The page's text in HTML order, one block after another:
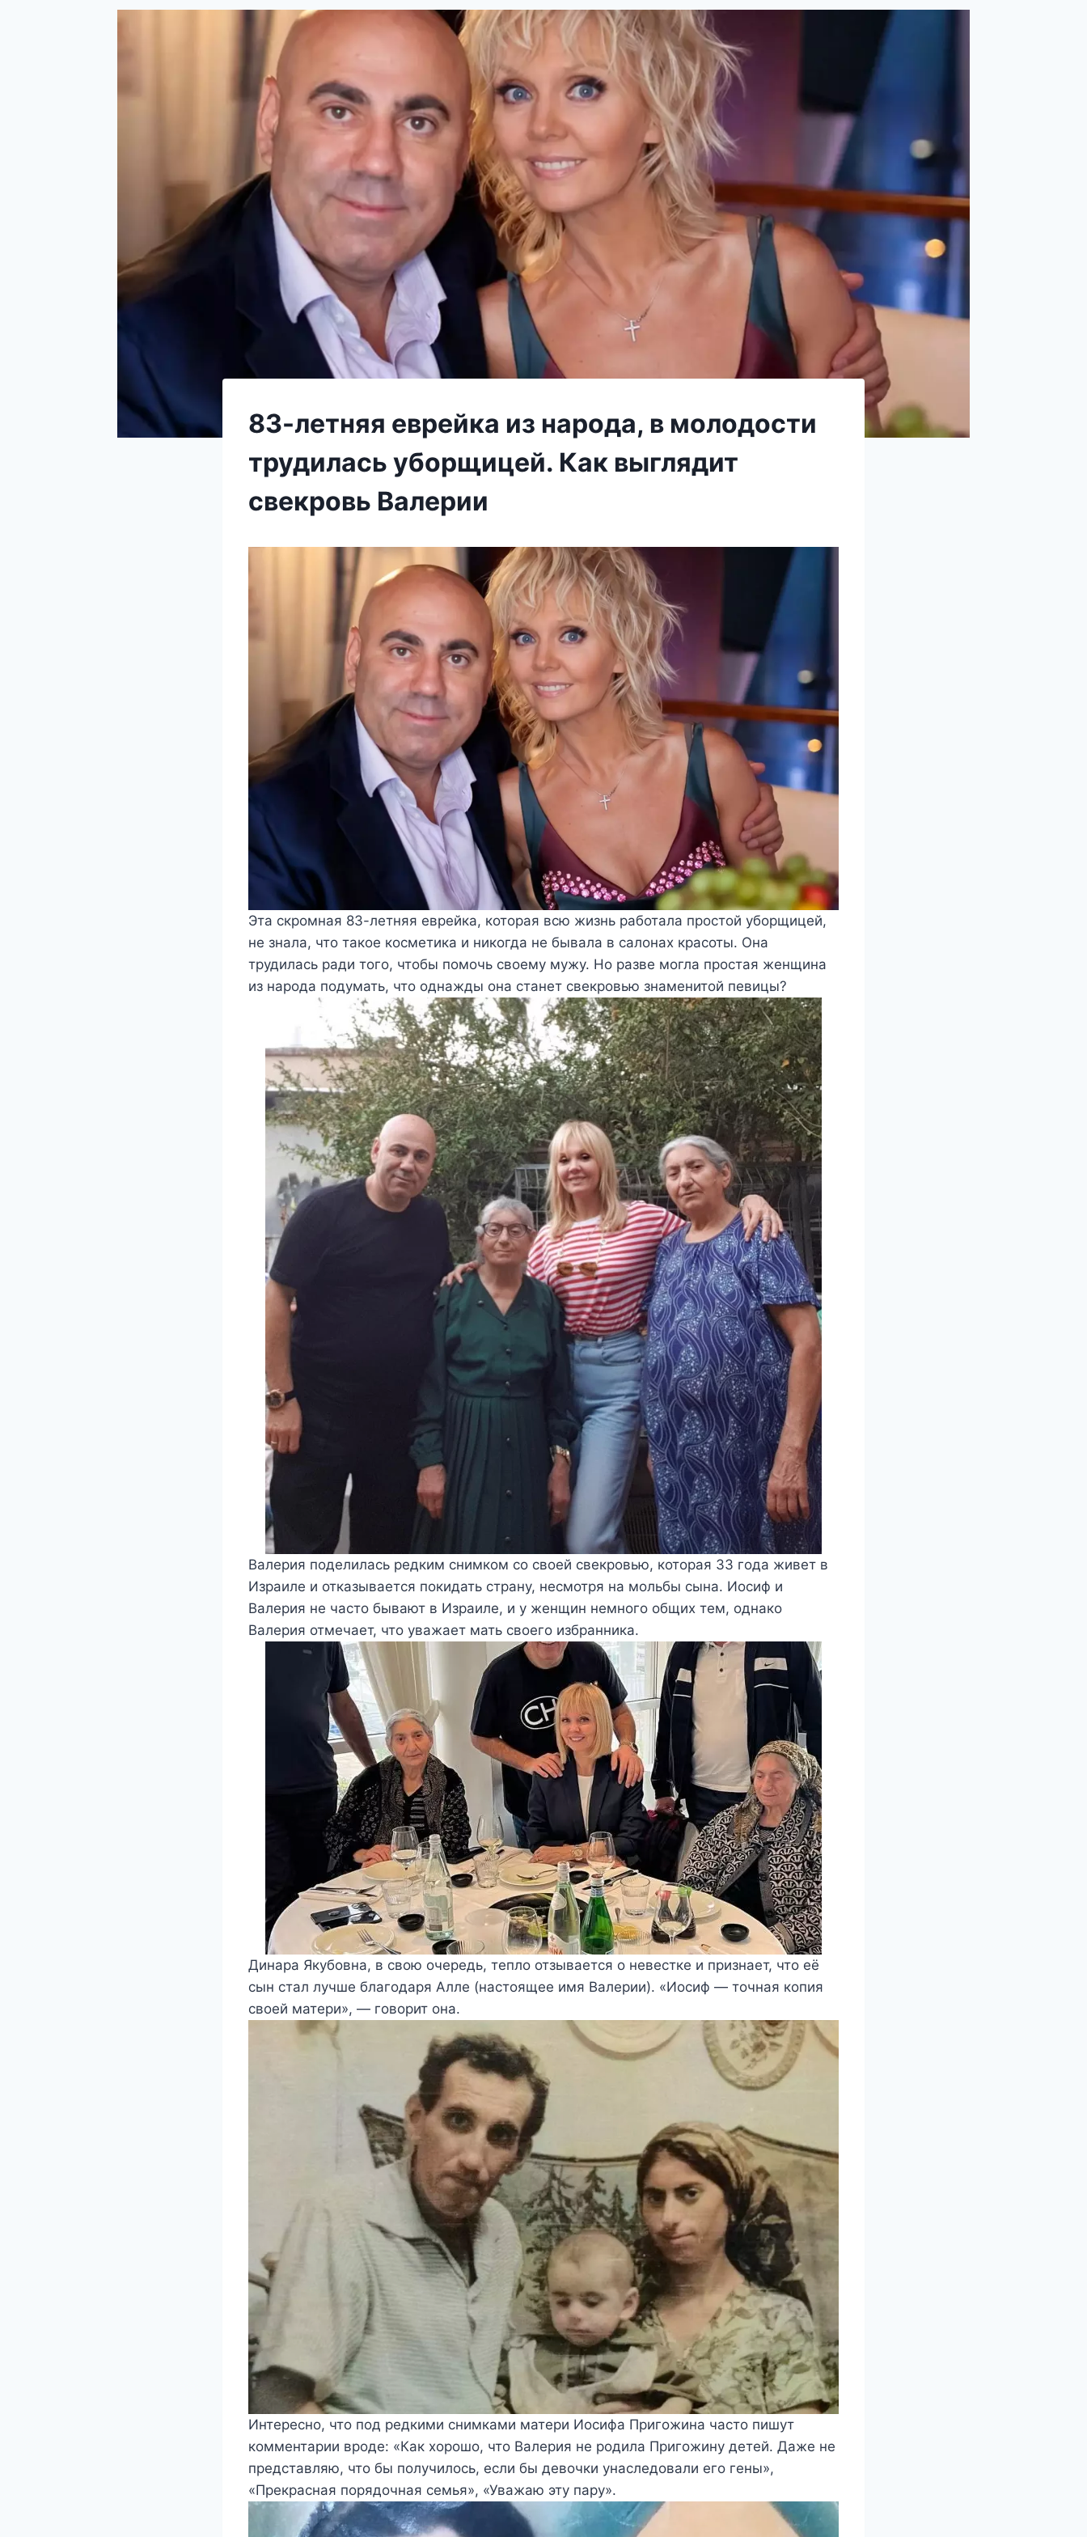
83-летняя еврейка из народа, в молодости
трудилась уборщицей. Как выглядит
свекровь Валерии
Эта скромная 83-летняя еврейка, которая всю жизнь работала простой уборщицей,
не знала, что такое косметика и никогда не бывала в салонах красоты. Она
трудилась ради того, чтобы помочь своему мужу. Но разве могла простая женщина
из народа подумать, что однажды она станет свекровью знаменитой певицы?
Валерия поделилась редким снимком со своей свекровью, которая 33 года живет в
Израиле и отказывается покидать страну, несмотря на мольбы сына. Иосиф и
Валерия не часто бывают в Израиле, и у женщин немного общих тем, однако
Валерия отмечает, что уважает мать своего избранника.
Динара Якубовна, в свою очередь, тепло отзывается о невестке и признает, что её
сын стал лучше благодаря Алле (настоящее имя Валерии). «Иосиф — точная копия
своей матери», — говорит она.
Интересно, что под редкими снимками матери Иосифа Пригожина часто пишут
комментарии вроде: «Как хорошо, что Валерия не родила Пригожину детей. Даже не
представляю, что бы получилось, если бы девочки унаследовали его гены»,
«Прекрасная порядочная семья», «Уважаю эту пару».